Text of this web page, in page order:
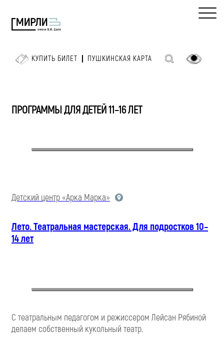
КУПИТЬ БИЛЕТ ПУШКИНСКАЯ КАРТА
ПРОГРАММЫ ДЛЯ ДЕТЕЙ 11–16 ЛЕТ
Детский центр «Арка Марка»
Лето. Театральная мастерская. Для подростков 10–
14 лет
С театральным педагогом и режиссером Лейсан Рябиной
делаем собственный кукольный театр.